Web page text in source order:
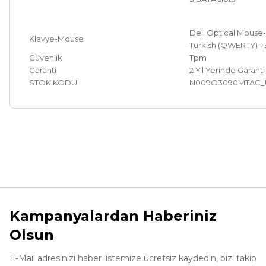
Klavye-Mouse
Dell Optical Mouse-
Turkish (QWERTY) -
Güvenlik
Tpm
Garanti
2 Yıl Yerinde Garanti
STOK KODU
Ürün bilgilerinde hatalar bulunuyor.
Ürün fiyatı diğer sitelerden daha pahalı.
Kampanyalardan Haberiniz
Olsun
E-Mail adresinizi haber listemize ücretsiz kaydedin, bizi takip